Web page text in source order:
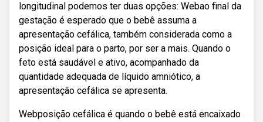
longitudinal podemos ter duas opções: Webao final da
gestação é esperado que o bebê assuma a
apresentação cefálica, também considerada como a
posição ideal para o parto, por ser a mais. Quando o
feto está saudável e ativo, acompanhado da
quantidade adequada de líquido amniótico, a
apresentação cefálica se apresenta.
Webposição cefálica é quando o bebê está encaixado